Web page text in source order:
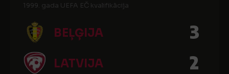
1999. gada UEFA EČ kvalifikācija
BEĻĢIJA 3
LATVIJA 2